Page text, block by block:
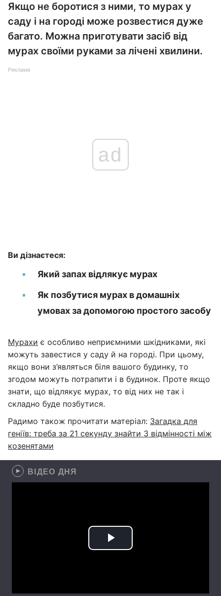
Якщо не боротися з ними, то мурах у
саду і на городі може розвестися дуже
багато. Можна приготувати засіб від
мурах своїми руками за лічені хвилини.
Реклама
ad
Ви дізнаєтеся:
Який запах відлякує мурах
Як позбутися мурах в домашніх
умовах за допомогою простого засобу
Мурахи є особливо неприємними шкідниками, які
можуть завестися у саду й на городі. При цьому,
якщо вони з’являться біля вашого будинку, то
згодом можуть потрапити і в будинок. Проте якщо
знати, що відлякує мурах, то від них не так і
складно буде позбутися.
Радимо також прочитати матеріал: Загадка для
геніїв: треба за 21 секунду знайти 3 відмінності між
козенятами
ВІДЕО ДНЯ